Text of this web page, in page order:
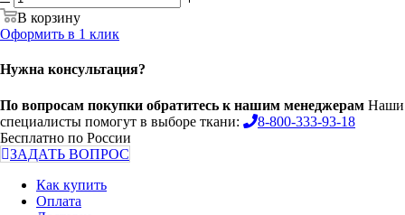
В корзину
Оформить в 1 клик
Нужна консультация?
По вопросам покупки обратитесь к нашим менеджерам Наши
специалисты помогут в выборе ткани:
8-800-333-93-18
Бесплатно по России
ЗАДАТЬ ВОПРОС
Как купить
Оплата